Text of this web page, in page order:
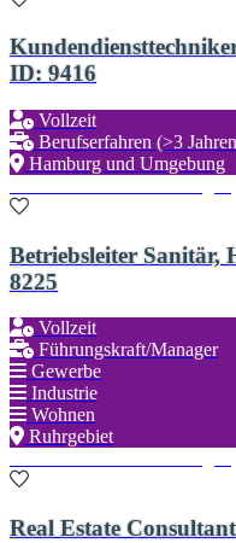
ID: 9416
Vollzeit
Berufserfahren (>3
Hamburg und Umgebung
Betriebsleiter Sanitär,
8225
Vollzeit
Führungskraft/Manager
Gewerbe
Industrie
Wohnen
Ruhrgebiet
Real Estate